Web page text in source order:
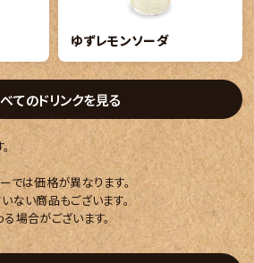
ゆずレモンソーダ
てのドリンクを見る
では価格が異なります。
ない商品もございます。
場合がございます。